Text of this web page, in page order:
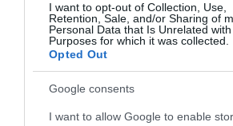
I want to opt-out of Collection, Use,
Retention, Sale, and/or Sharing of
Personal Data that Is Unrelated
Purposes for which it was collected.
Opted Out
Google consents
I want to allow Google to enable